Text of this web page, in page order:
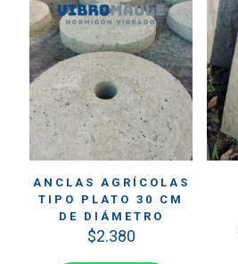
ANCLAS AGRÍCOLAS
TIPO PLATO 30 CM
DE DIÁMETRO
$2.380